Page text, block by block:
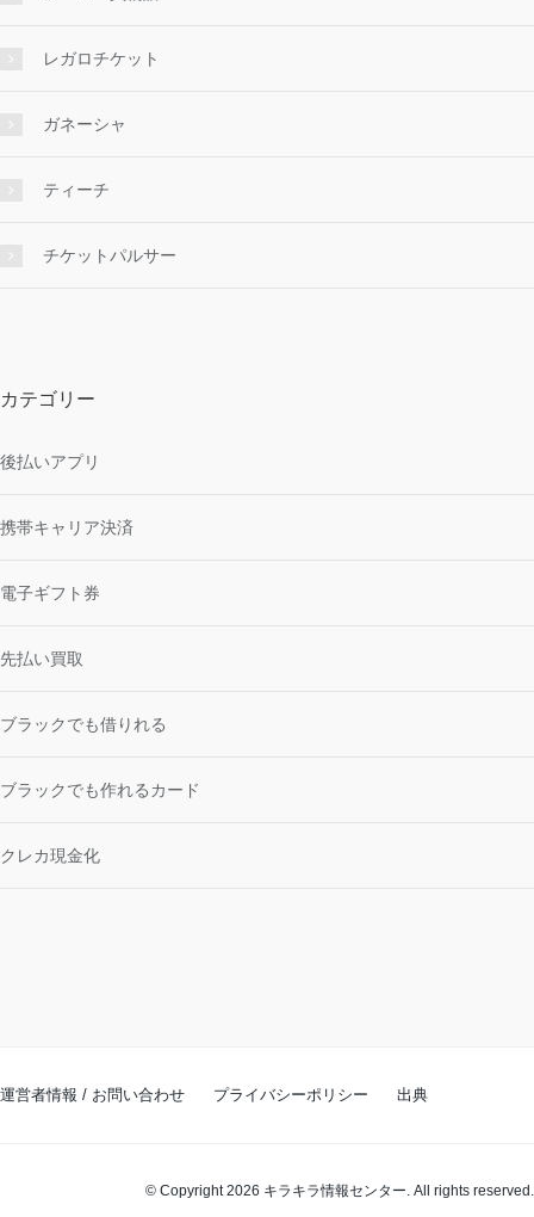
レガロチケット
ガネーシャ
ティーチ
チケットパルサー
カテゴリー
後払いアプリ
携帯キャリア決済
電子ギフト券
先払い買取
ブラックでも借りれる
ブラックでも作れるカード
クレカ現金化
運営者情報 / お問い合わせ プライバシーポリシー 出典
© Copyright 2026 キラキラ情報センター. All rights reserved.